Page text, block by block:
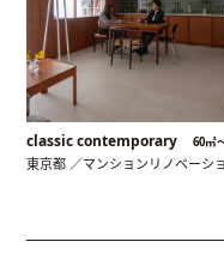
classic contemporary 60㎡
東京都 ／マンションリノベーシ